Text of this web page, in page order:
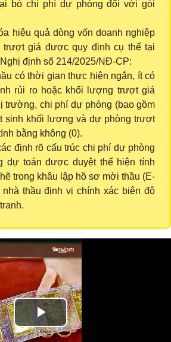
bỏ chi phí dự phòng đối với gói
hiệu quả dòng vốn doanh nghiệp
giá được quy định cụ thể tại
định số 214/2025/NĐ-CP:
có thời gian thực hiện ngắn, ít có
rủi ro hoặc khối lượng trượt giá
trường, chi phí dự phòng (bao gồm
sinh khối lượng và dự phòng trượt
bằng không (0).
định rõ cấu trúc chi phí dự phòng
dự toán được duyệt thể hiện tính
trong khâu lập hồ sơ mời thầu (E-
nhà thầu định vị chính xác biên độ
Play